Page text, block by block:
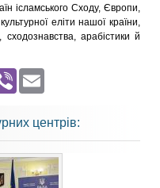
ісламського Сходу, Європи,
еліти нашої країни,
сходознавства, арабістики й
Viber
центрів: